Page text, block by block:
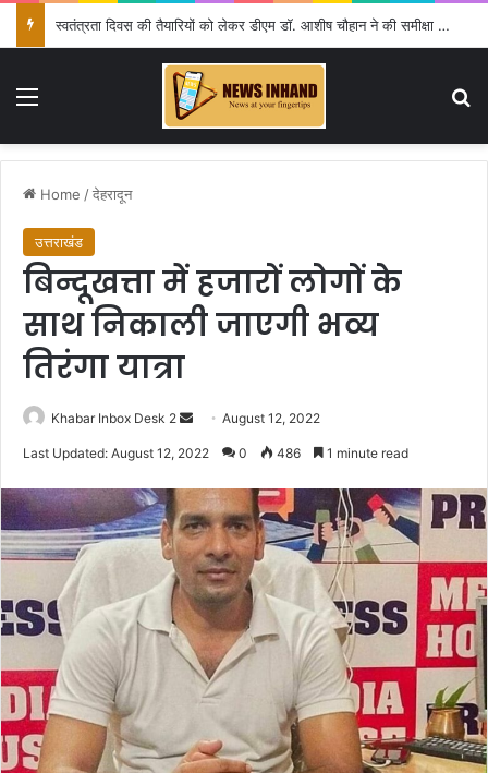
स्वतंत्रता दिवस की तैयारियों को लेकर डीएम डॉ. आशीष चौहान ने की समीक्षा बैठक
Menu
Home /देहरादून
उत्तराखंड
बिन्दूखत्ता में हजारों लोगों के
साथ निकाली जाएगी भव्य
तिरंगा यात्रा
Khabar Inbox Desk 2
SendAugust 12, 2022
Last Updated: August 12, 2022 0 486 1 minute read